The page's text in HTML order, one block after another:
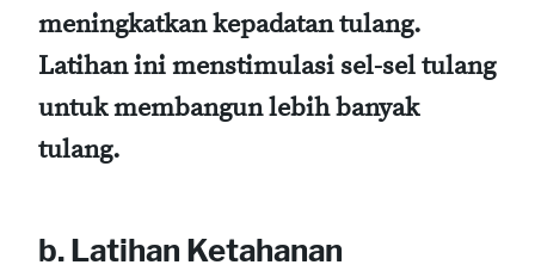
meningkatkan kepadatan tulang.
Latihan ini menstimulasi sel-sel tulang
untuk membangun lebih banyak
tulang.
b. Latihan Ketahanan